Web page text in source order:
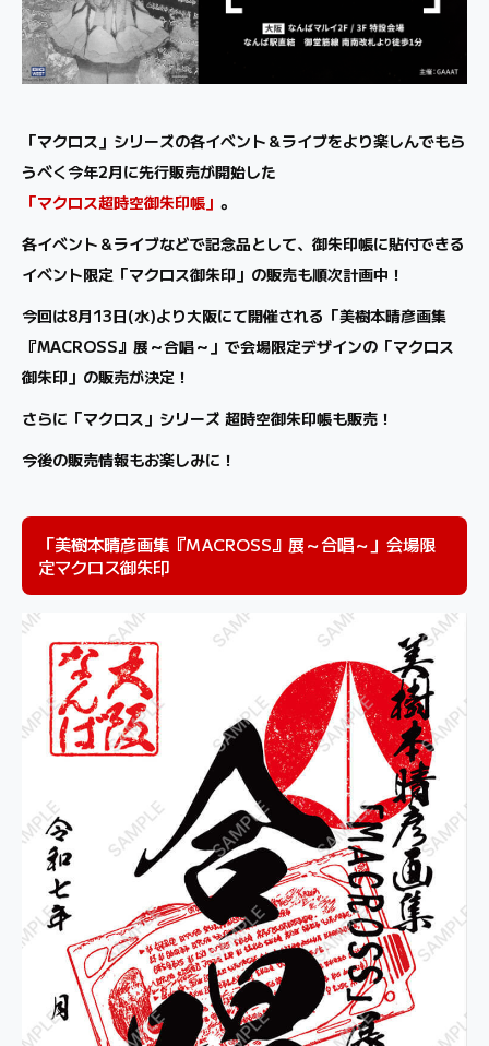
「マクロス」シリーズの各イベント＆ライブをより楽しんでもら
うべく今年2月に先行販売が開始した
「マクロス超時空御朱印帳」 。
各イベント＆ライブなどで記念品として、御朱印帳に貼付できる
イベント限定「マクロス御朱印」の販売も順次計画中！
今回は8月13日(水)より大阪にて開催される「美樹本晴彦画集
『MACROSS』展～合唱～」で会場限定デザインの「マクロス
御朱印」の販売が決定！
さらに「マクロス」シリーズ 超時空御朱印帳も販売！
今後の販売情報もお楽しみに！
「美樹本晴彦画集『MACROSS』展～合唱～」会場限
定マクロス御朱印